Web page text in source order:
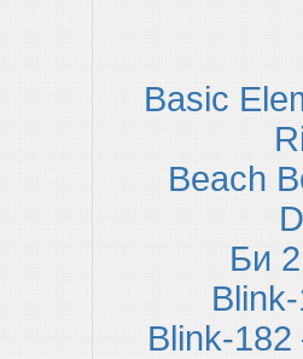
Basic
Beach
Би
Blink-182